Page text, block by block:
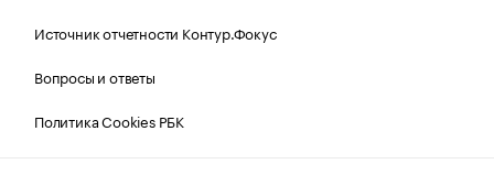
Источник отчетности Контур.Фокус
Вопросы и ответы
Политика Cookies РБК